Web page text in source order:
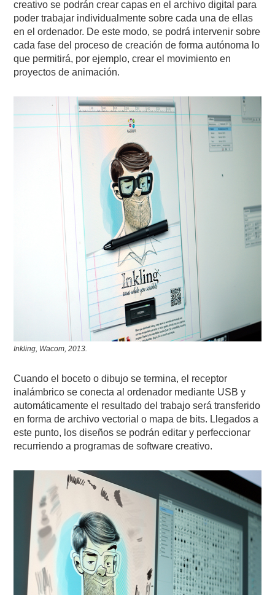
creativo se podrán crear capas en el archivo digital para
poder trabajar individualmente sobre cada una de ellas
en el ordenador. De este modo, se podrá intervenir sobre
cada fase del proceso de creación de forma autónoma lo
que permitirá, por ejemplo, crear el movimiento en
proyectos de animación.
Inkling, Wacom, 2013.
Cuando el boceto o dibujo se termina, el receptor
inalámbrico se conecta al ordenador mediante USB y
automáticamente el resultado del trabajo será transferido
en forma de archivo vectorial o mapa de bits. Llegados a
este punto, los diseños se podrán editar y perfeccionar
recurriendo a programas de software creativo.